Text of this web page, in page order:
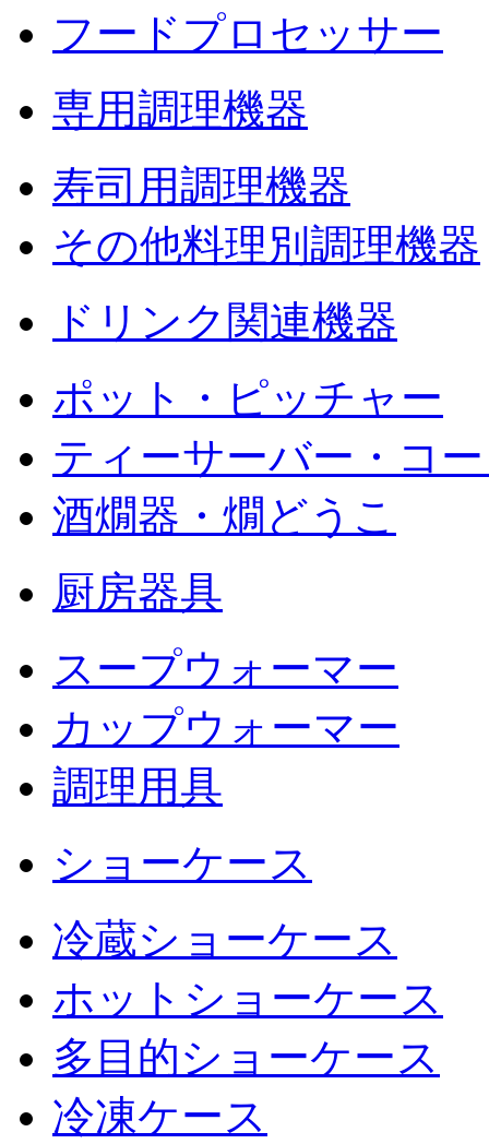
フードプロセッサー
専用調理機器
寿司用調理機器
その他料理別調理機器
ドリンク関連機器
ポット・ピッチャー
ティーサーバー・コ
酒燗器・燗どうこ
厨房器具
スープウォーマー
カップウォーマー
調理用具
ショーケース
冷蔵ショーケース
ホットショーケース
多目的ショーケース
冷凍ケース